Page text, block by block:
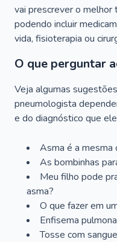
vai prescrever o melhor
podendo incluir
vida, fisioterapia ou
O que perguntar
Veja algumas
pneumologista
e do diagnóstico que
Asma é a mesma
As bombinhas
Meu filho pode
asma?
O que fazer em
Enfisema
Tosse com